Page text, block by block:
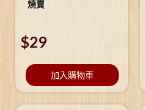
燒賣
$29
加入購物車